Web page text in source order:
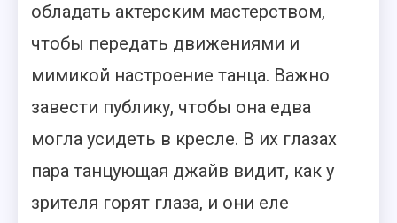
обладать актерским мастерством,
чтобы передать движениями и
мимикой настроение танца. Важно
завести публику, чтобы она едва
могла усидеть в кресле. В их глазах
пара танцующая джайв видит, как у
зрителя горят глаза, и они еле